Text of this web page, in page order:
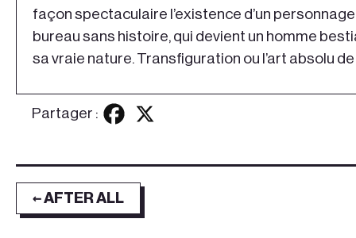
façon spectaculaire l’existence d’un
bureau sans histoire, qui devient un homme
sa vraie nature. Transfiguration ou l’art absolu
Partager :
← AFTER ALL